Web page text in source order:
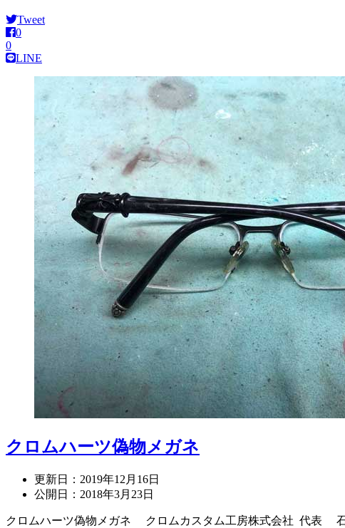
Tweet
0
0
LINE
クロムハーツ偽物メガネ
更新日： 2019年12月16日
公開日： 2018年3月23日
クロムハーツ偽物メガネ クロムカスタム工房株式会社 代表 石